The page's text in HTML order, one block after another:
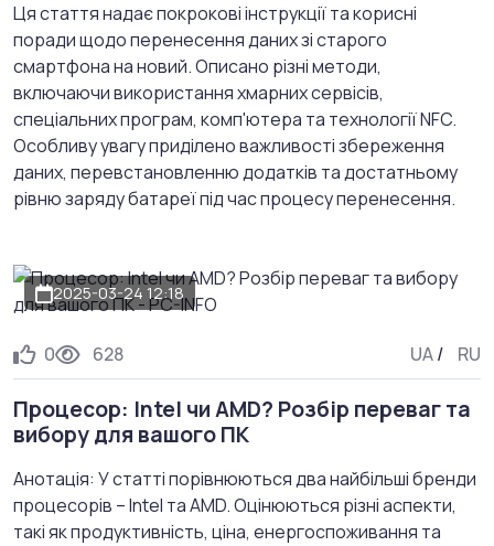
Ця стаття надає покрокові інструкції та корисні
поради щодо перенесення даних зі старого
смартфона на новий. Описано різні методи,
включаючи використання хмарних сервісів,
спеціальних програм, комп'ютера та технології NFC.
Особливу увагу приділено важливості збереження
даних, перевстановленню додатків та достатньому
рівню заряду батареї під час процесу перенесення.
2025-03-24 12:18
0 628 UA/ RU
Процесор: Intel чи AMD? Розбір переваг та
вибору для вашого ПК
Анотація: У статті порівнюються два найбільші бренди
процесорів – Intel та AMD. Оцінюються різні аспекти,
такі як продуктивність, ціна, енергоспоживання та